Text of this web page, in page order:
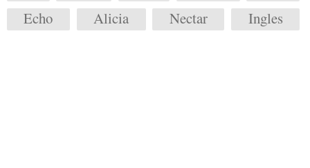
Echo
Alicia Nectar Ingles